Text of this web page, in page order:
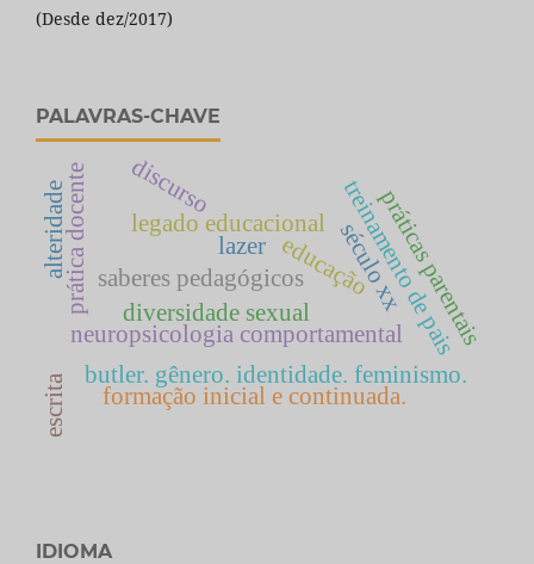
(Desde dez/2017)
PALAVRAS-CHAVE
butler. gênero. identidade. feminismo.
neuropsicologia comportamentaltreinamento de pais
práticas parentais
escrita
saberes pedagógicos
prática docente
formação inicial e continuada.
legado educacional século xx
lazer
discurso
alteridade educação
diversidade sexual
IDIOMA